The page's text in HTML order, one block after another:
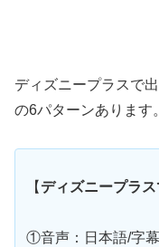
ディズニープラスで
の6パターンあります。
【 ディズニープラ
①音声：日本語/字幕